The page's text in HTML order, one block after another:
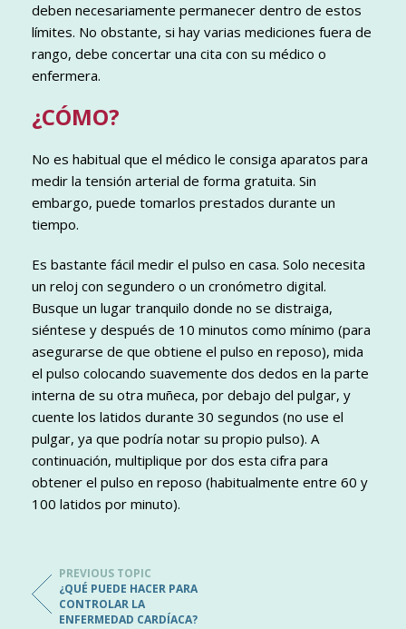
deben necesariamente permanecer dentro de estos
límites. No obstante, si hay varias mediciones fuera de
rango, debe concertar una cita con su médico o
enfermera.
¿CÓMO?
No es habitual que el médico le consiga aparatos para
medir la tensión arterial de forma gratuita. Sin
embargo, puede tomarlos prestados durante un
tiempo.
Es bastante fácil medir el pulso en casa. Solo necesita
un reloj con segundero o un cronómetro digital.
Busque un lugar tranquilo donde no se distraiga,
siéntese y después de 10 minutos como mínimo (para
asegurarse de que obtiene el pulso en reposo), mida
el pulso colocando suavemente dos dedos en la parte
interna de su otra muñeca, por debajo del pulgar, y
cuente los latidos durante 30 segundos (no use el
pulgar, ya que podría notar su propio pulso). A
continuación, multiplique por dos esta cifra para
obtener el pulso en reposo (habitualmente entre 60 y
100 latidos por minuto).
PREVIOUS TOPIC
¿QUÉ PUEDE HACER PARA
CONTROLAR LA
ENFERMEDAD CARDÍACA?